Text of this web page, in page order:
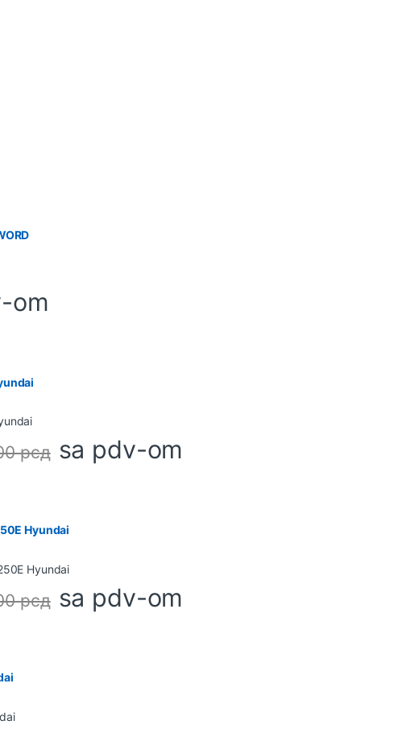
om
рсд sa pdv-om
Hyundai
рсд sa pdv-om